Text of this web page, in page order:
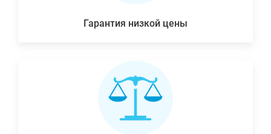
Гарантия низкой цены